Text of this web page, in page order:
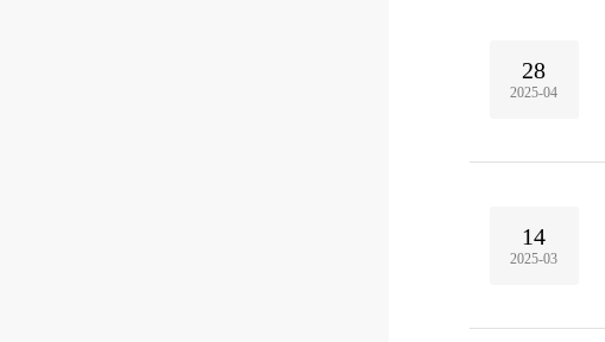
28
2025-04
14
2025-03